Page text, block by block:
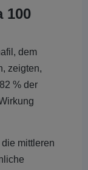
100
dem
zeigten,
% der
mittleren